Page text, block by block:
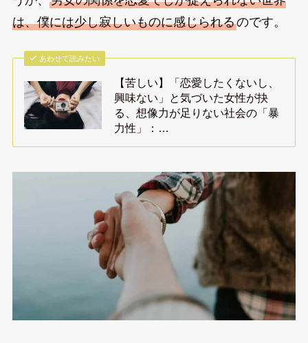
は、僕には少し寂しいものに感じられるのです。
あわせて読みたい
【苦しい】「恋愛したくないし、
興味ない」と気づいた女性が抉
る、想像力が足りない社会の「暴
力性」：…